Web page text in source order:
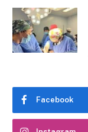
Facebook